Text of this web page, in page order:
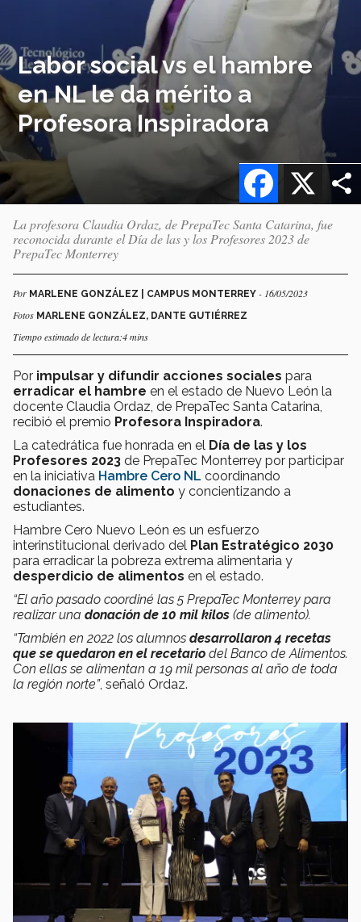
Labor social vs el hambre
en NL le da mérito a
Profesora Inspiradora
X
Facebook
La profesora Claudia Ordaz, de PrepaTec Santa Catarina, fue
reconocida durante el Día de las y los Profesores 2023 de
PrepaTec Monterrey
Por MARLENE GONZÁLEZ | CAMPUS MONTERREY - 16/05/2023
Fotos MARLENE GONZÁLEZ, DANTE GUTIÉRREZ
Tiempo estimado de lectura:4 mins
Por impulsar y difundir acciones sociales para
erradicar el hambre en el estado de Nuevo León la
docente Claudia Ordaz, de PrepaTec Santa Catarina,
recibió el premio Profesora Inspiradora.
La catedrática fue honrada en el Día de las y los
Profesores 2023 de PrepaTec Monterrey por participar
en la iniciativa Hambre Cero NL coordinando
donaciones de alimento y concientizando a
estudiantes.
Hambre Cero Nuevo León es un esfuerzo
interinstitucional derivado del Plan Estratégico 2030
para erradicar la pobreza extrema alimentaria y
desperdicio de alimentos en el estado.
“El año pasado coordiné las 5 PrepaTec Monterrey para
realizar una donación de 10 mil kilos (de alimento).
“También en 2022 los alumnos desarrollaron 4 recetas
que se quedaron en el recetario del Banco de Alimentos.
Con ellas se alimentan a 19 mil personas al año de toda
la región norte”, señaló Ordaz.